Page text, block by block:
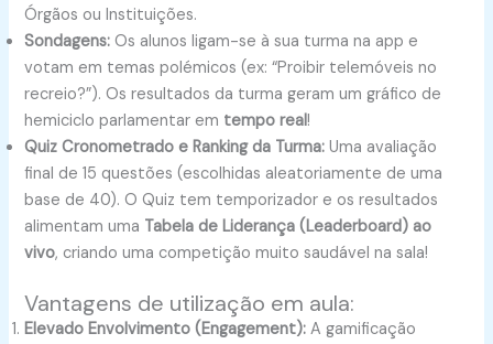
Órgãos ou Instituições.
Sondagens: Os alunos ligam-se à sua turma na app e
votam em temas polémicos (ex: “Proibir telemóveis no
recreio?”). Os resultados da turma geram um gráfico de
hemiciclo parlamentar em tempo real!
Quiz Cronometrado e Ranking da Turma: Uma avaliação
final de 15 questões (escolhidas aleatoriamente de uma
base de 40). O Quiz tem temporizador e os resultados
alimentam uma Tabela de Liderança (Leaderboard) ao
vivo, criando uma competição muito saudável na sala!
Vantagens de utilização em aula:
Elevado Envolvimento (Engagement): A gamificação